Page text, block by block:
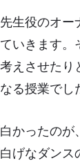
生役のオ
いきます
えさせた
る授業でし
かったの
げなダン